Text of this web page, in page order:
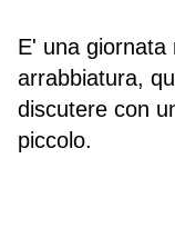
E' una giornata
arrabbiatura,
discutere con
piccolo.